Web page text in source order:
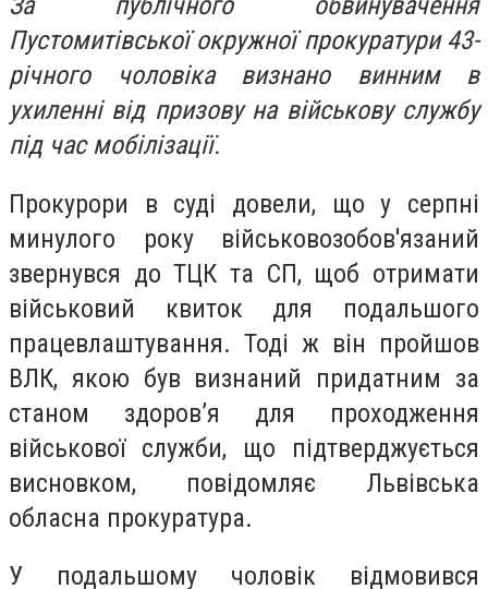
Пустомитівської окружної прокуратури 43-
річного чоловіка визнано винним в
ухиленні від призову на військову службу
під час мобілізації.
Прокурори в суді довели, що у серпні
минулого року військовозобов'язаний
звернувся до ТЦК та СП, щоб отримати
військовий квиток для подальшого
працевлаштування. Тоді ж він пройшов
ВЛК, якою був визнаний придатним за
станом здоров’я для проходження
військової служби, що підтверджується
висновком, повідомляє Львівська
обласна прокуратура.
У подальшому чоловік відмовився